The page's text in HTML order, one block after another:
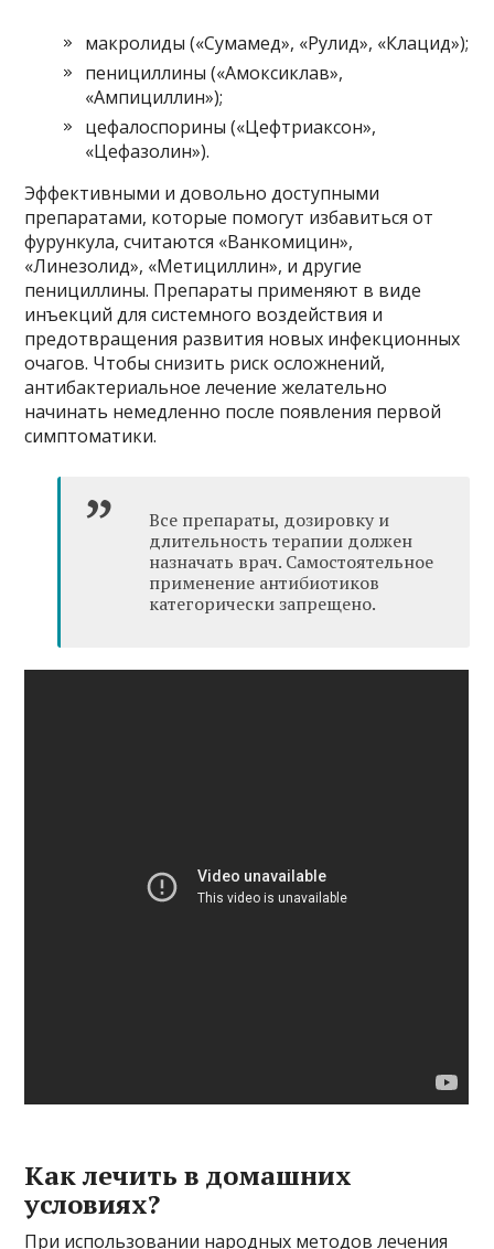
макролиды («Сумамед», «Рулид», «Клацид»);
пенициллины («Амоксиклав»,
«Ампициллин»);
цефалоспорины («Цефтриаксон»,
«Цефазолин»).
Эффективными и довольно доступными
препаратами, которые помогут избавиться от
фурункула, считаются «Ванкомицин»,
«Линезолид», «Метициллин», и другие
пенициллины. Препараты применяют в виде
инъекций для системного воздействия и
предотвращения развития новых инфекционных
очагов. Чтобы снизить риск осложнений,
антибактериальное лечение желательно
начинать немедленно после появления первой
симптоматики.
Все препараты, дозировку и
длительность терапии должен
назначать врач. Самостоятельное
применение антибиотиков
категорически запрещено.
Как лечить в домашних
условиях?
При использовании народных методов лечения